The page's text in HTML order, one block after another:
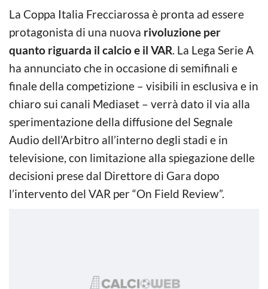
La Coppa Italia Frecciarossa è pronta ad essere
protagonista di una nuova rivoluzione per
quanto riguarda il calcio e il VAR. La Lega Serie A
ha annunciato che in occasione di semifinali e
finale della competizione – visibili in esclusiva e in
chiaro sui canali Mediaset – verrà dato il via alla
sperimentazione della diffusione del Segnale
Audio dell’Arbitro all’interno degli stadi e in
televisione, con limitazione alla spiegazione delle
decisioni prese dal Direttore di Gara dopo
l’intervento del VAR per “On Field Review”.